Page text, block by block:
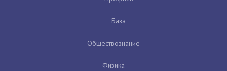
База
Обществознание
Физика